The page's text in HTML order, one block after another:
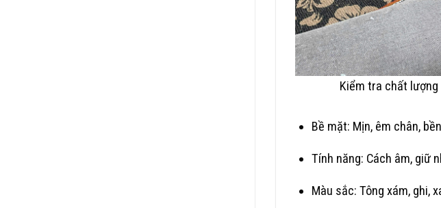
Kiểm tra chất
Bề mặt: Mịn, êm chân,
Tính năng: Cách âm, giữ
Màu sắc: Tông xám, ghi,